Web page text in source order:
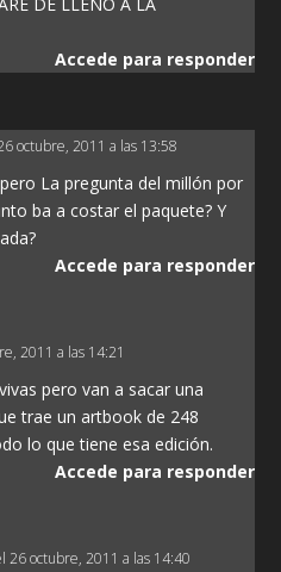
DE LLENO A LA
Accede para responder
octubre, 2011 a las 13:58
La pregunta del millón por
ba a costar el paquete? Y
Accede para responder
2011 a las 14:21
pero van a sacar una
trae un artbook de 248
lo que tiene esa edición.
Accede para responder
26 octubre, 2011 a las 14:40